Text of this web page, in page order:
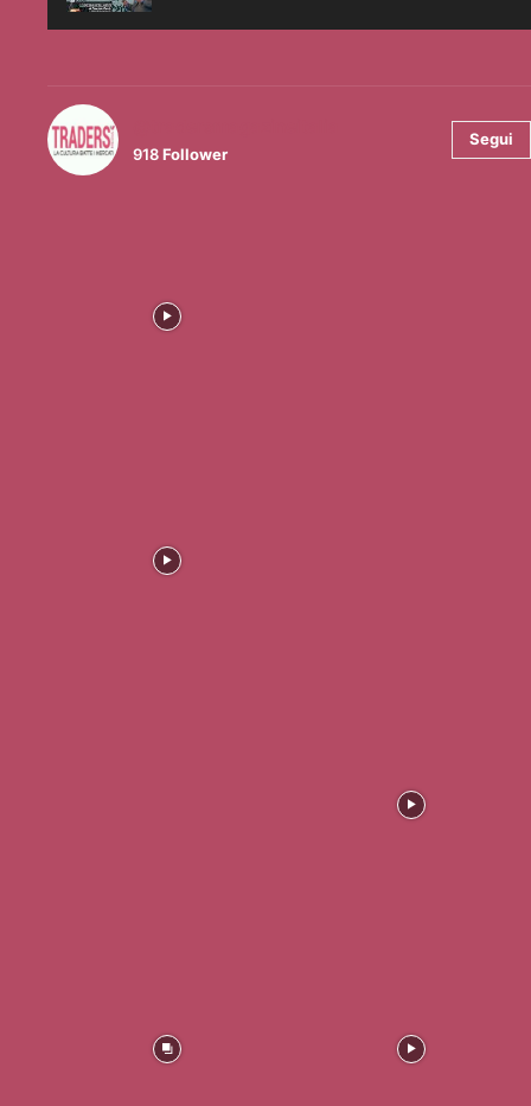
918Follower
Segui